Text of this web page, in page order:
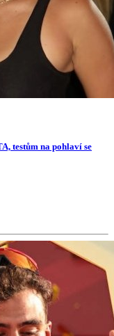
testům na pohlaví se